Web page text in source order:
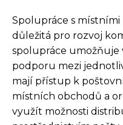
Spolupráce s místními
důležitá pro rozvoj
spolupráce umožňuje
podporu mezi
mají přístup k
místních obchodů a
využít možnosti